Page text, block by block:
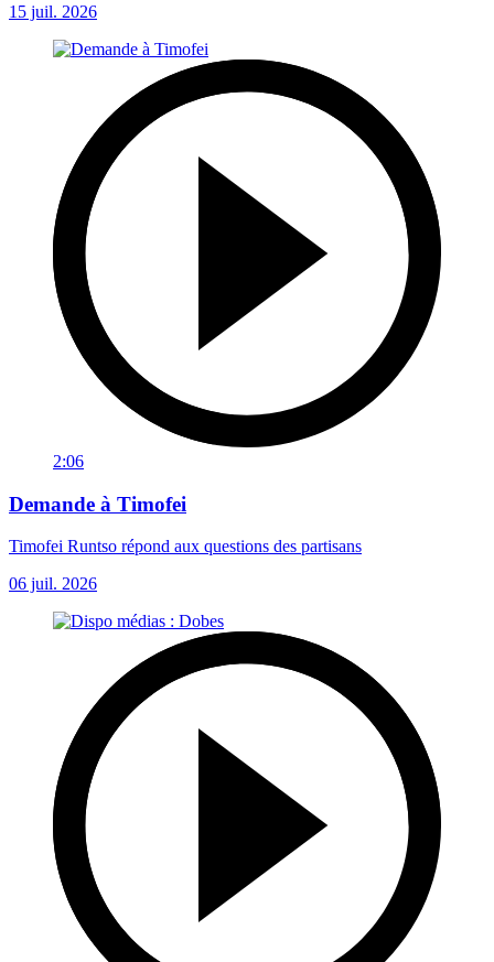
15 juil. 2026
2:06
Demande à Timofei
Timofei Runtso répond aux questions des partisans
06 juil. 2026